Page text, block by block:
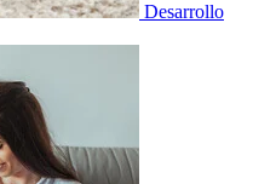
Desarrollo